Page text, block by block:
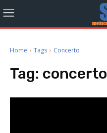
Home Tags Concerto
Tag: concerto